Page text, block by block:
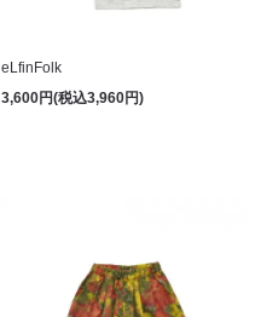
eLfinFolk
3,600円(税込3,960円)